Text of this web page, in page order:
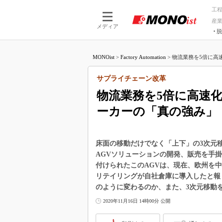
メディア
工
産
つながる工場
AI×設備
MONOist > Factory Automation > 物流業務を5倍に高
物流業務を5倍に高速
ーカーの「真の強み」
サプライチェーン改革
床面の移動だけでなく「上下」の3次元
AGVソリューションの開発、販売を手
付けられたこのAGVは、現在、欧州を
リテイリングが自社倉庫に導入したと
のように変わるのか、また、3次元移動
2020年11月16日 14時00分 公開